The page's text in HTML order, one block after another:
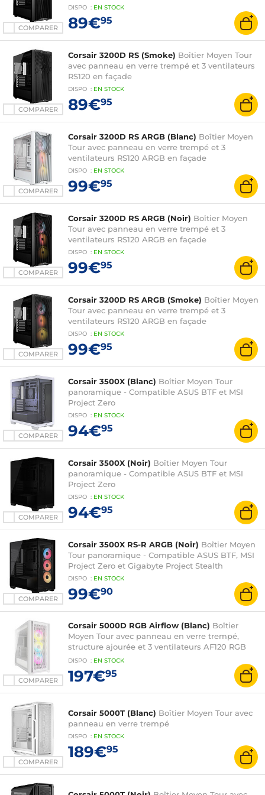
COMPARER
DISPO : EN STOCK
89€95
COMPARER
Corsair 3200D RS (Smoke) Boîtier Moyen Tour
avec panneau en verre trempé et 3 ventilateurs
RS120 en façade
DISPO : EN STOCK
89€95
COMPARER
Corsair 3200D RS ARGB (Blanc) Boîtier Moyen
Tour avec panneau en verre trempé et 3
ventilateurs RS120 ARGB en façade
DISPO : EN STOCK
99€95
COMPARER
Corsair 3200D RS ARGB (Noir) Boîtier Moyen
Tour avec panneau en verre trempé et 3
ventilateurs RS120 ARGB en façade
DISPO : EN STOCK
99€95
COMPARER
Corsair 3200D RS ARGB (Smoke) Boîtier Moyen
Tour avec panneau en verre trempé et 3
ventilateurs RS120 ARGB en façade
DISPO : EN STOCK
99€95
COMPARER
Corsair 3500X (Blanc) Boîtier Moyen Tour
panoramique - Compatible ASUS BTF et MSI
Project Zero
DISPO : EN STOCK
94€95
COMPARER
Corsair 3500X (Noir) Boîtier Moyen Tour
panoramique - Compatible ASUS BTF et MSI
Project Zero
DISPO : EN STOCK
94€95
COMPARER
Corsair 3500X RS-R ARGB (Noir) Boîtier Moyen
Tour panoramique - Compatible ASUS BTF, MSI
Project Zero et Gigabyte Project Stealth
DISPO : EN STOCK
99€90
COMPARER
Corsair 5000D RGB Airflow (Blanc) Boîtier
Moyen Tour avec panneau en verre trempé,
structure ajourée et 3 ventilateurs AF120 RGB
Elite
DISPO : EN STOCK
197€95
COMPARER
Corsair 5000T (Blanc) Boîtier Moyen Tour avec
panneau en verre trempé
DISPO : EN STOCK
189€95